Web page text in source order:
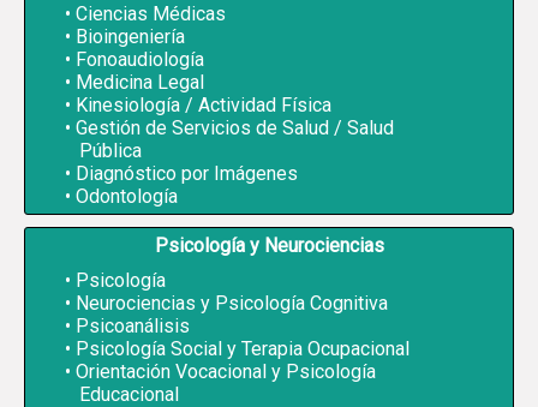
Ciencias Médicas
Bioingeniería
Fonoaudiología
Medicina Legal
Kinesiología / Actividad Física
Gestión de Servicios de Salud / Salud
Pública
Diagnóstico por Imágenes
Odontología
Psicología y Neurociencias
Psicología
Neurociencias y Psicología Cognitiva
Psicoanálisis
Psicología Social y Terapia Ocupacional
Orientación Vocacional y Psicología
Educacional